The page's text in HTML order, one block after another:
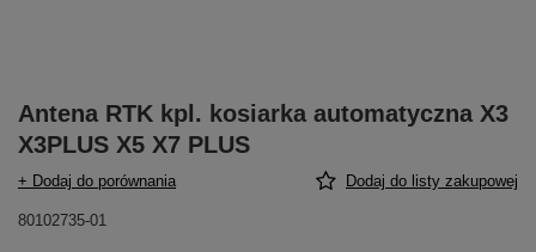
Antena RTK kpl. kosiarka automatyczna X3
X3PLUS X5 X7 PLUS
+ Dodaj do porównania Dodaj do listy zakupowej
80102735-01